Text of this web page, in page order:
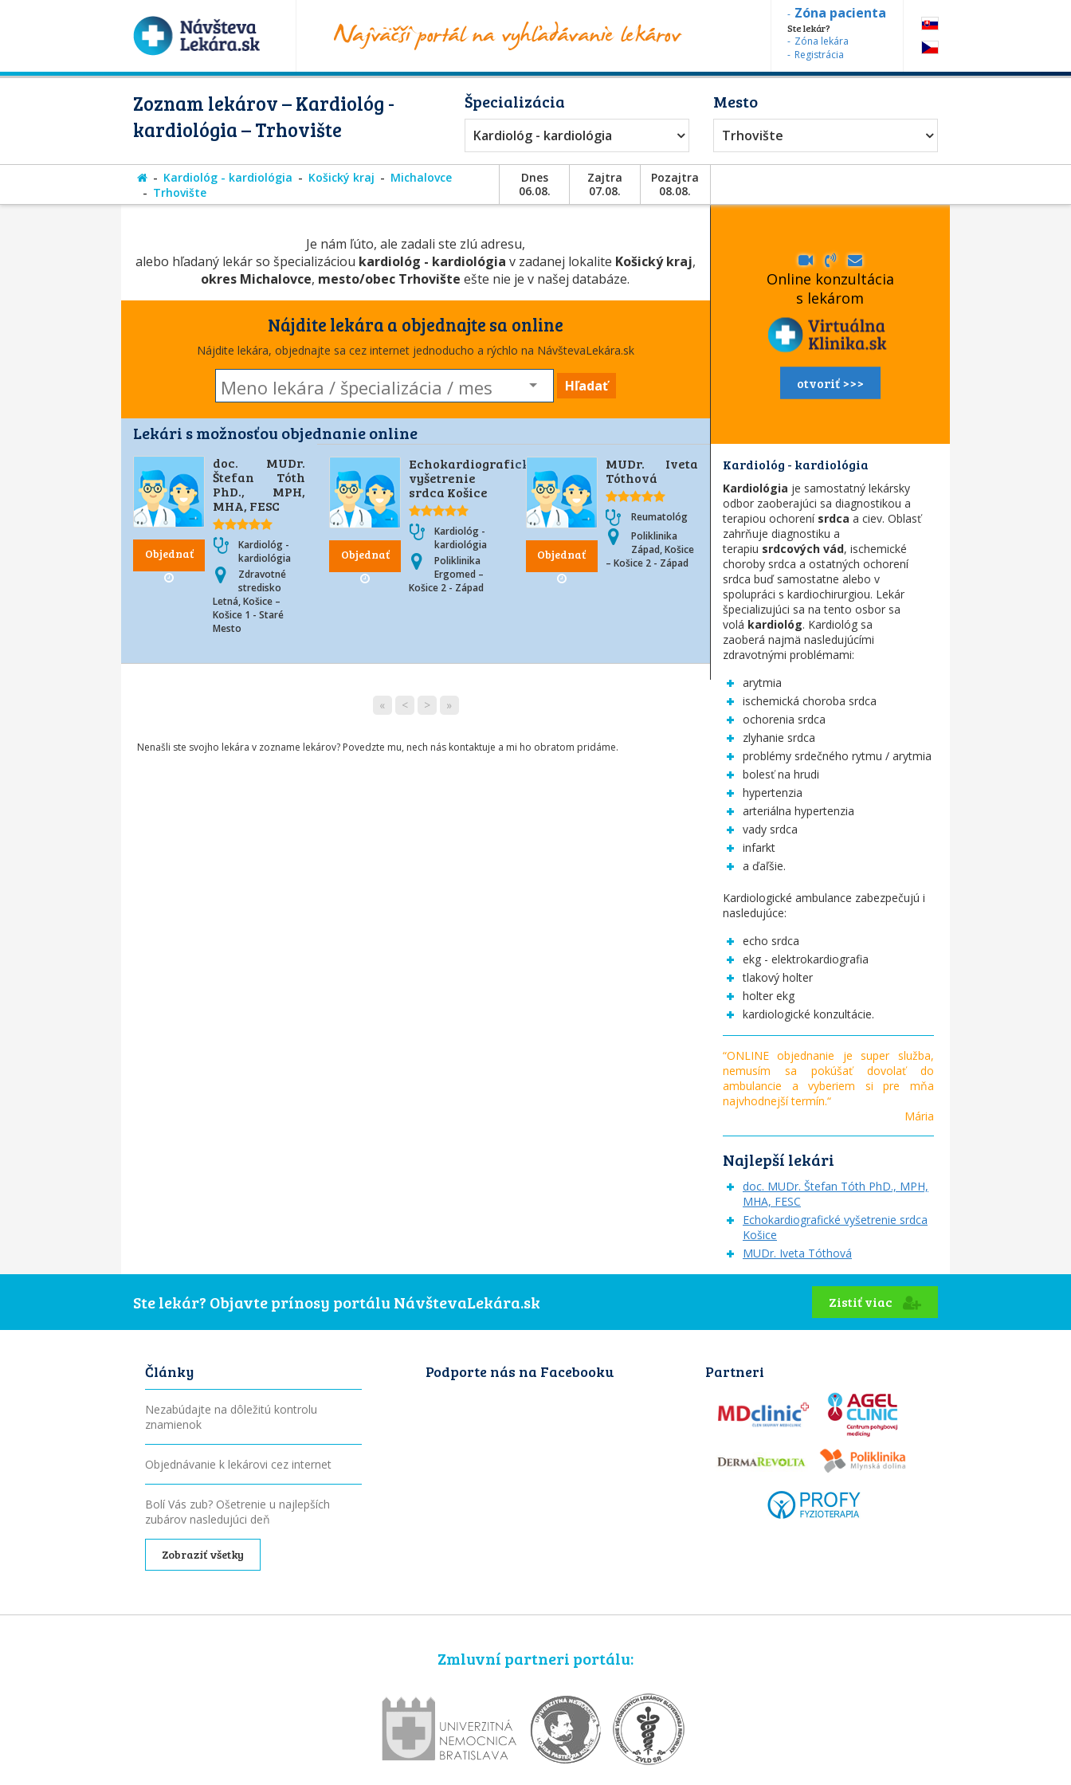
Zóna pacienta
Ste lekár?
Zóna lekára
Registrácia
Zoznam lekárov – Kardiológ -
kardiológia – Trhovište
Špecializácia
Kardiológ - kardiológia
Mesto
Trhovište
Kardiológ - kardiológia Košický kraj
Michalovce
Trhovište
Dnes
06.08.
Zajtra
07.08.
Pozajtra
08.08.
Je nám ľúto, ale zadali ste zlú adresu,
alebo hľadaný lekár so špecializáciou kardiológ - kardiológia v zadanej lokalite Košický kraj,
okres Michalovce, mesto/obec Trhovište ešte nie je v našej databáze.
Nájdite lekára a objednajte sa online
Nájdite lekára, objednajte sa cez internet jednoducho a rýchlo na NávštevaLekára.sk
Hľadať
Lekári s možnosťou objednanie online
Objednať
doc. MUDr.
Štefan Tóth
PhD., MPH,
MHA, FESC
Kardiológ -
kardiológia
Zdravotné
stredisko
Letná, Košice –
Košice 1 - Staré
Mesto
Objednať
Echokardiografické
vyšetrenie
srdca Košice
Kardiológ -
kardiológia
Poliklinika
Ergomed –
Košice 2 - Západ
Objednať
MUDr. Iveta
Tóthová
Reumatológ
Poliklinika
Západ, Košice
– Košice 2 - Západ
« < > »
Nenašli ste svojho lekára v zozname lekárov? Povedzte mu, nech nás kontaktuje a mi ho obratom pridáme.
Online konzultácia
s lekárom
otvoriť >>>
Kardiológ - kardiológia
Kardiológia je samostatný lekársky
odbor zaoberajúci sa diagnostikou a
terapiou ochorení srdca a ciev. Oblasť
zahrňuje diagnostiku a
terapiu srdcových vád, ischemické
choroby srdca a ostatných ochorení
srdca buď samostatne alebo v
spolupráci s kardiochirurgiou. Lekár
špecializujúci sa na tento osbor sa
volá kardiológ. Kardiológ sa
zaoberá najmä nasledujúcími
zdravotnými problémami:
arytmia
ischemická choroba srdca
ochorenia srdca
zlyhanie srdca
problémy srdečného rytmu / arytmia
bolesť na hrudi
hypertenzia
arteriálna hypertenzia
vady srdca
infarkt
a ďaľšie.
Kardiologické ambulance zabezpečujú i
nasledujúce:
echo srdca
ekg - elektrokardiografia
tlakový holter
holter ekg
kardiologické konzultácie.
“ONLINE objednanie je super služba,
nemusím sa pokúšať dovolať do
ambulancie a vyberiem si pre mňa
najvhodnejší termín.“
Mária
Najlepší lekári
doc. MUDr. Štefan Tóth PhD., MPH,
MHA, FESC
Echokardiografické vyšetrenie srdca
Košice
MUDr. Iveta Tóthová
Ste lekár? Objavte prínosy portálu NávštevaLekára.sk Zistiť viac
Články
Nezabúdajte na dôležitú kontrolu
znamienok
Objednávanie k lekárovi cez internet
Bolí Vás zub? Ošetrenie u najlepších
zubárov nasledujúci deň
Zobraziť všetky
Podporte nás na Facebooku Partneri
Zmluvní partneri portálu: